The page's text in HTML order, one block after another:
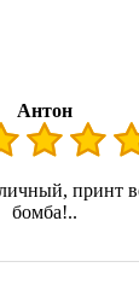
Антон
принт
бомба!..